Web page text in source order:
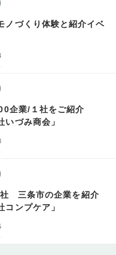
ノづくり体験と紹介イベ
企業/１社をご紹介
いづみ商会」
三条市の企業を紹介
コンプケア」